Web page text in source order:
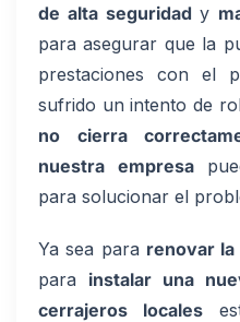
de alta seguridad y
para asegurar que la
prestaciones con el
sufrido un intento de
no cierra
nuestra empresa
para solucionar el
Ya sea para renovar la
para instalar una
cerrajeros locales